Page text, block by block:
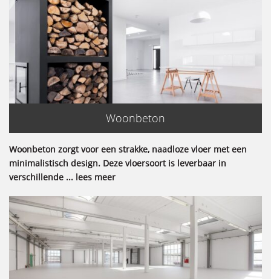
Woonbeton
Woonbeton zorgt voor een strakke, naadloze vloer met een
minimalistisch design. Deze vloersoort is leverbaar in
verschillende ... lees meer